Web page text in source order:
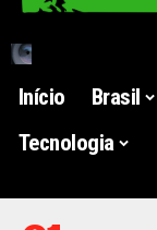
Início Brasil
Tecnologia